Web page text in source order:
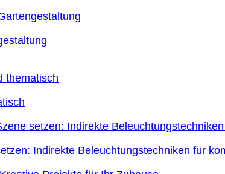
Indirekte Beleuchtungstechniken für